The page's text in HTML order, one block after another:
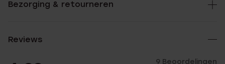
Bezorging & retourneren
Reviews
9 Beoordelingen